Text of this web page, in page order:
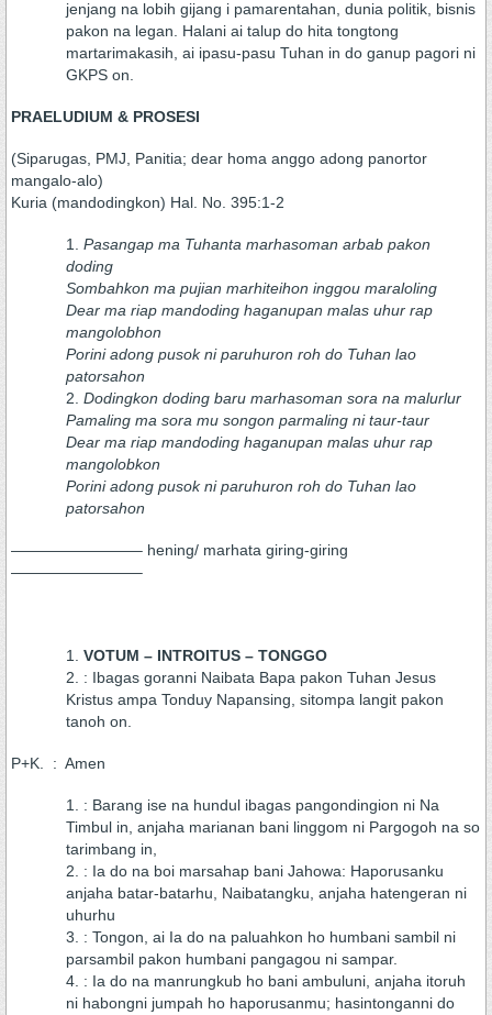
jenjang na lobih gijang i pamarentahan, dunia politik, bisnis
pakon na legan. Halani ai talup do hita tongtong
martarimakasih, ai ipasu-pasu Tuhan in do ganup pagori ni
GKPS on.
PRAELUDIUM & PROSESI
(Siparugas, PMJ, Panitia; dear homa anggo adong panortor
mangalo-alo)
Kuria (mandodingkon) Hal. No. 395:1-2
Pasangap ma Tuhanta marhasoman arbab pakon
doding
Sombahkon ma pujian marhiteihon inggou maraloling
Dear ma riap mandoding haganupan malas uhur rap
mangolobhon
Porini adong pusok ni paruhuron roh do Tuhan lao
patorsahon
Dodingkon doding baru marhasoman sora na malurlur
Pamaling ma sora mu songon parmaling ni taur-taur
Dear ma riap mandoding haganupan malas uhur rap
mangolobkon
Porini adong pusok ni paruhuron roh do Tuhan lao
patorsahon
————————– hening/ marhata giring-giring
————————–
VOTUM – INTROITUS – TONGGO
: Ibagas goranni Naibata Bapa pakon Tuhan Jesus
Kristus ampa Tonduy Napansing, sitompa langit pakon
tanoh on.
P+K. : Amen
: Barang ise na hundul ibagas pangondingion ni Na
Timbul in, anjaha marianan bani linggom ni Pargogoh na so
tarimbang in,
: Ia do na boi marsahap bani Jahowa: Haporusanku
anjaha batar-batarhu, Naibatangku, anjaha hatengeran ni
uhurhu
: Tongon, ai Ia do na paluahkon ho humbani sambil ni
parsambil pakon humbani pangagou ni sampar.
: Ia do na manrungkub ho bani ambuluni, anjaha itoruh
ni habongni jumpah ho haporusanmu; hasintonganni do